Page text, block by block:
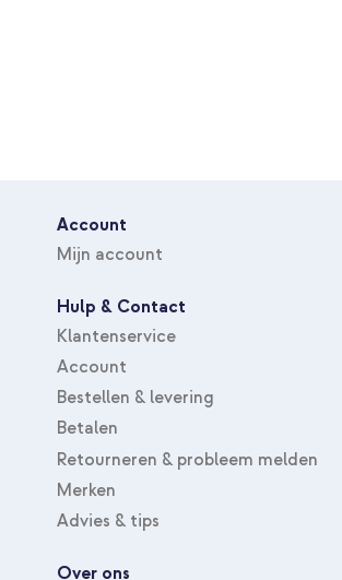
Account
Mijn account
Hulp & Contact
Klantenservice
Account
Bestellen & levering
Betalen
Retourneren & probleem melden
Merken
Advies & tips
Over ons